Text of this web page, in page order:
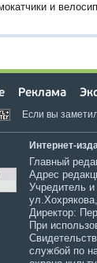
и
Реклама
Если вы
Интернет-
Главный
Адрес
Учредитель
Директор:
При
службой по